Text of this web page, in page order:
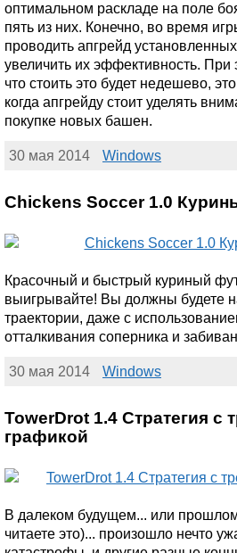
оптимальном раскладе на поле
пять из них. Конечно, во время
проводить апгрейд
увеличить их эффективность. При
что стоить это будет недешево,
когда апгрейду стоит уделять
покупке новых башен.
30 мая 2014 Windows
Chickens Soccer 1.0
Красочный и быстрый куриный
выигрывайте! Вы должны будете
траектории, даже с
отталкивания соперника и
30 мая 2014 Windows
TowerDrot 1.4 Стратегия с
графикой
В далеком будущем... или
читаете это)... произошло нечто